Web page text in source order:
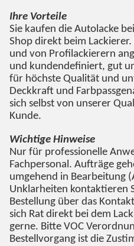
Ihre Vorteile
Sie kaufen die Autolacke
Shop direkt beim
und von Profilackierern
und kundendefiniert, gut
für höchste Qualität und
Deckkraft und
sich selbst von unserer
Kunde.
Wichtige Hinweise
Nur für professionelle
Fachpersonal. Aufträge
umgehend in Bearbeitung
Unklarheiten kontaktieren
Bestellung über das
sich Rat direkt bei dem
gerne. Bitte VOC
Bestellvorgang ist die